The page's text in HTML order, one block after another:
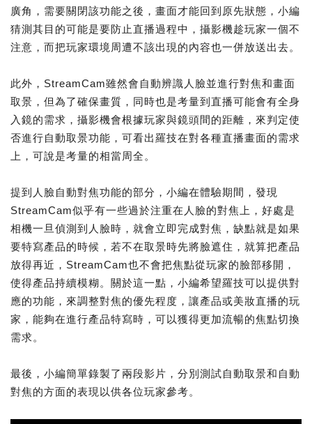
廣角，需要關閉該功能之後，畫面才能回到原先狀態，小編
猜測其目的可能是要防止直播過程中，攝影機趁玩家一個不
注意，而把玩家環境周遭不該出現的內容也一併放送出去。
此外，StreamCam雖然會自動辨識人臉並進行對焦和畫面
取景，但為了確保畫質，同時也是考量到直播可能會有全身
入鏡的需求，攝影機會根據玩家與鏡頭間的距離，來判定使
否進行自動取景功能，可看出羅技在對各種直播畫面的需求
上，可說是考量的相當周全。
提到人臉自動對焦功能的部分，小編在體驗期間，發現
StreamCam似乎有一些過於注重在人臉的對焦上，好處是
相機一旦偵測到人臉時，就會立即完成對焦，缺點就是如果
要特寫產品的時候，若不在取景時先將臉遮住，就算把產品
放得再近，StreamCam也不會把焦點從玩家的臉部移開，
使得產品持續模糊。關於這一點，小編希望羅技可以提供對
應的功能，來調整對焦的優先程度，讓產品或美妝直播的玩
家，能夠在進行產品特寫時，可以獲得更加流暢的焦點切換
需求。
最後，小編簡單錄製了兩段影片，分別測試自動取景和自動
對焦的方面的表現以供各位玩家參考。